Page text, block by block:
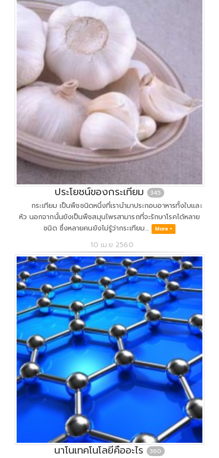
ประโยชน์ของกระเทียม 345
กระเทียม เป็นพืชชนิดหนึ่งที่เรานำมาประกอบอาหารทั้งใบและ
หัว นอกจากนั้นยังเป็นพืชสมุนไพรสามารถที่จะรักษาโรคได้หลาย
ชนิด ซึ่งหลายคนยังไม่รู้ว่ากระเทียม... More +
10 เม.ย 2560
นาโนเทคโนโลยีคืออะไร 360